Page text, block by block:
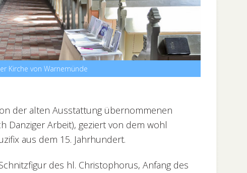
Kirche von Warnemünde
der alten Ausstattung übernommenen
Danziger Arbeit), geziert von dem wohl
aus dem 15. Jahrhundert.
des hl. Christophorus, Anfang des